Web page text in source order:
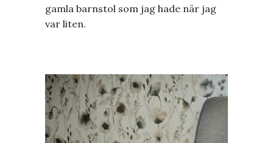
gamla barnstol som jag hade när jag
var liten.